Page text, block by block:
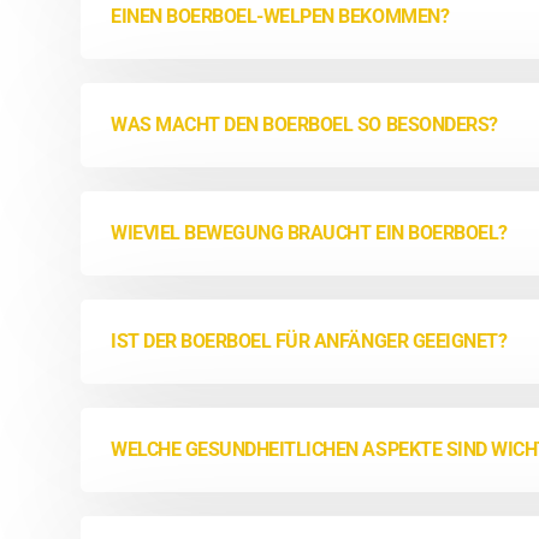
EINEN BOERBOEL-WELPEN BEKOMMEN?
WAS MACHT DEN BOERBOEL SO BESONDERS?
WIEVIEL BEWEGUNG BRAUCHT EIN BOERBOEL?
IST DER BOERBOEL FÜR ANFÄNGER GEEIGNET?
WELCHE GESUNDHEITLICHEN ASPEKTE SIND